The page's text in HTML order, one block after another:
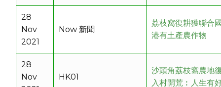
28
Nov
2021
Now 新聞
荔枝窩復耕獲聯合
港有土產農作物
28
Nov
HK01
沙頭角荔枝窩農地
入村開荒︰人生有